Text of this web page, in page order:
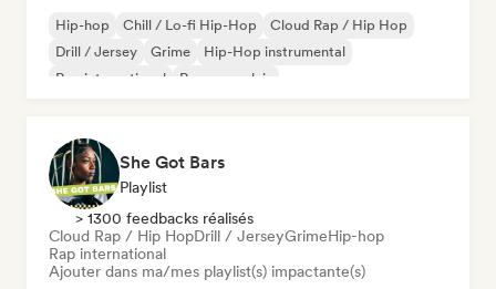
Hip-hop Chill / Lo-fi Hip-Hop
Cloud Rap / Hip Hop
Drill / Jersey
Grime
Hip-Hop instrumental
Rap international
Rap en anglais
She Got Bars
Playlist
> 1300 feedbacks réalisés
Cloud Rap / Hip HopDrill / JerseyGrimeHip-hop
Rap international
Ajouter dans ma/mes playlist(s) impactante(s)